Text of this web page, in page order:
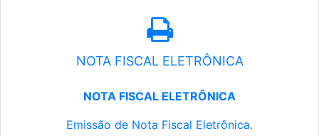
NOTA FISCAL ELETRÔNICA
NOTA FISCAL ELETRÔNICA
Emissão de Nota Fiscal Eletrônica.